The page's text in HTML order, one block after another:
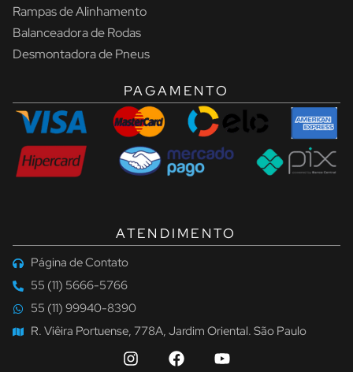
Rampas de Alinhamento
Balanceadora de Rodas
Desmontadora de Pneus
PAGAMENTO
ATENDIMENTO
Página de Contato
55 (11) 5666-5766
55 (11) 99940-8390
R. Viêira Portuense, 778A, Jardim Oriental. São Paulo